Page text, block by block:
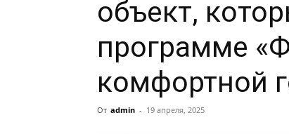
объект,
программе
комфортной
От admin - 19 апреля, 2025